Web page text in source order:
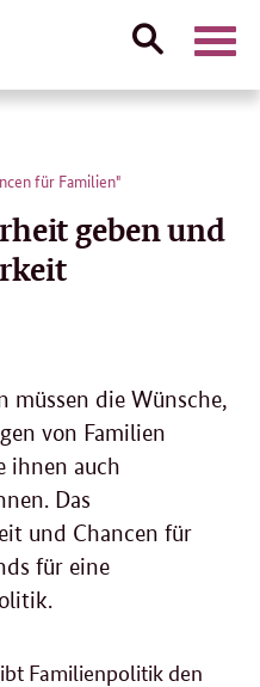
Suche
für Familien"
geben und
müssen die Wünsche,
von Familien
ihnen auch
Das
und Chancen für
für eine
Familienpolitik den